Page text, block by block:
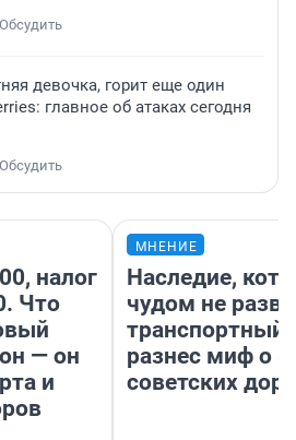
Обсудить
девочка, горит еще один
главное об атаках сегодня
Обсудить
налог
Что
— он
и
МНЕНИЕ
Наследие,
чудом не
транспортный
разнес миф о
советских